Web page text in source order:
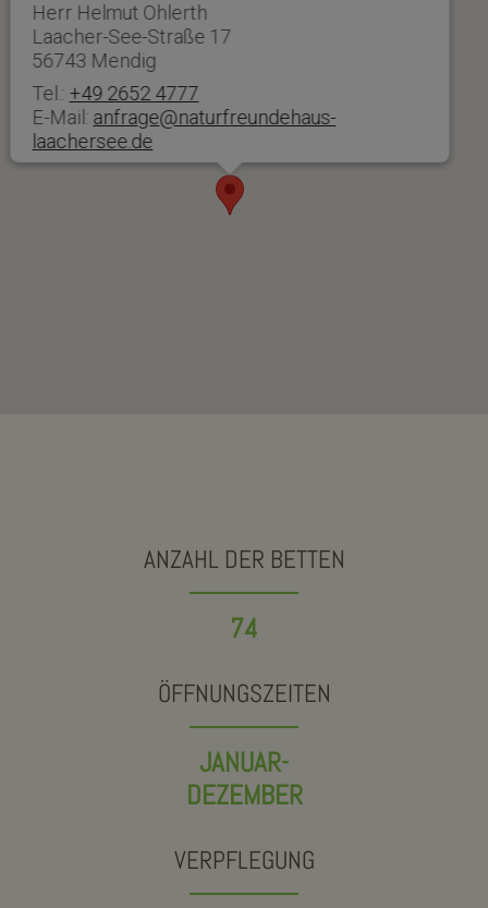
Herr Helmut Ohlerth
Laacher-See-Straße 17
56743 Mendig
Tel.: +49 2652 4777
E-Mail: anfrage@naturfreundehaus-
laachersee.de
ANZAHL DER BETTEN
74
ÖFFNUNGSZEITEN
JANUAR-
DEZEMBER
VERPFLEGUNG